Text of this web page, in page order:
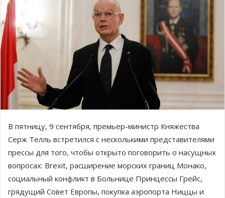
В пятницу, 9 сентября, премьер-министр Княжества
Серж Телль встретился с несколькими представителями
прессы для того, чтобы открыто поговорить о насущных
вопросах: Brexit, расширение морских границ Монако,
социальный конфликт в Больнице Принцессы Грейс,
грядущий Совет Европы, покупка аэропорта Ниццы и